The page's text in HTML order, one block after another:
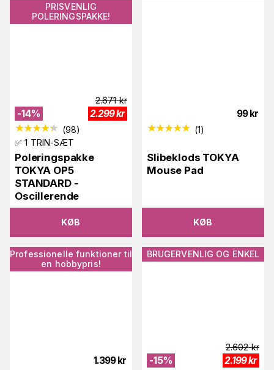
PRISVENLIG
POLERINGSPAKKE!
-14%
2.671 kr
2.299kr
(98)
✅ 1 TRIN-SÆT
Poleringspakke
TOKYA OP5
STANDARD -
Oscillerende
KØB
99 kr
(1)
Slibeklods TOKYA
Mouse Pad
KØB
Professionelle funktioner til
en hobbypris!
1.399 kr
BRUGERVENLIG OG ENKEL
-15%
2.602 kr
2.199kr